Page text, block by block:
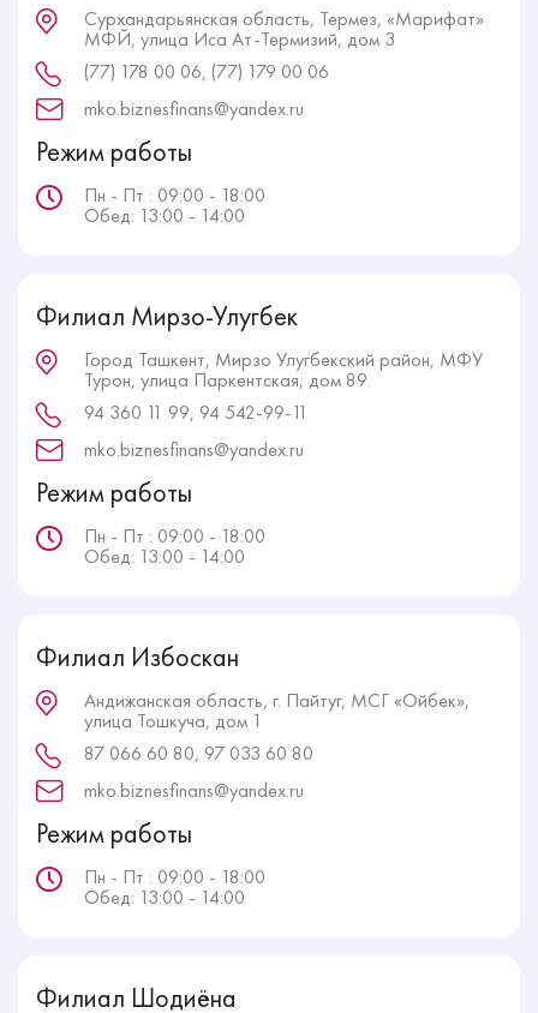
Сурхандарьянская область, Термез, «Марифат»
МФЙ, улица Иса Ат-Термизий, дом 3
(77) 178 00 06, (77) 179 00 06
mko.biznesfinans@yandex.ru
Режим работы
Пн - Пт : 09:00 - 18:00
Обед: 13:00 - 14:00
Филиал Мирзо-Улугбек
Город Ташкент, Мирзо Улугбекский район, МФУ
Турон, улица Паркентская, дом 89.
94 360 11 99, 94 542-99-11
mko.biznesfinans@yandex.ru
Режим работы
Пн - Пт : 09:00 - 18:00
Обед: 13:00 - 14:00
Филиал Избоскан
Андижанская область, г. Пайтуг, МСГ «Ойбек»,
улица Тошкуча, дом 1
87 066 60 80, 97 033 60 80
mko.biznesfinans@yandex.ru
Режим работы
Пн - Пт : 09:00 - 18:00
Обед: 13:00 - 14:00
Филиал Шодиёна